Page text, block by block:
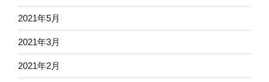
2021年5月
2021年3月
2021年2月